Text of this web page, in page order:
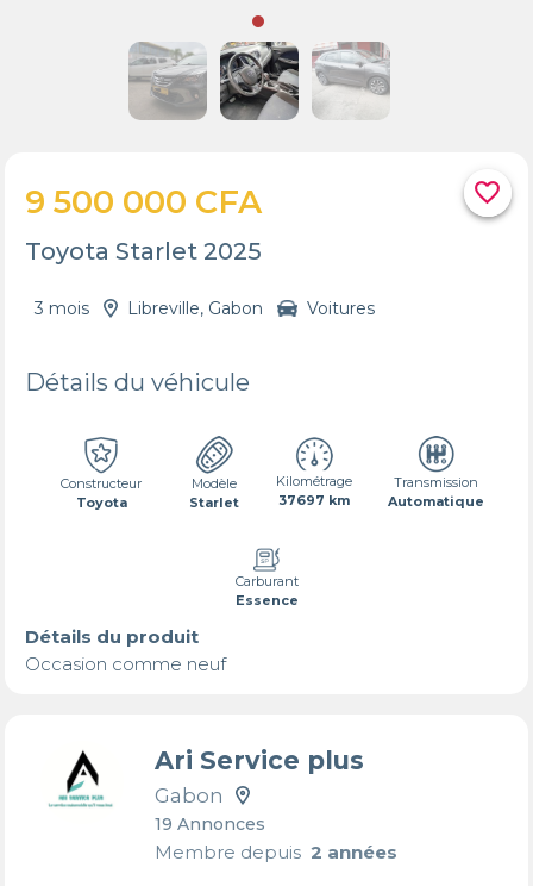
favorite_border
9 500 000 CFA
Toyota Starlet 2025
3 mois Libreville, Gabon Voitures
Détails du véhicule
Constructeur
Toyota
Modèle
Starlet
Kilométrage
37697 km
Transmission
Automatique
Carburant
Essence
Détails du produit
Occasion comme neuf
Ari Service plus
Gabon
19 Annonces
Membre depuis2 années